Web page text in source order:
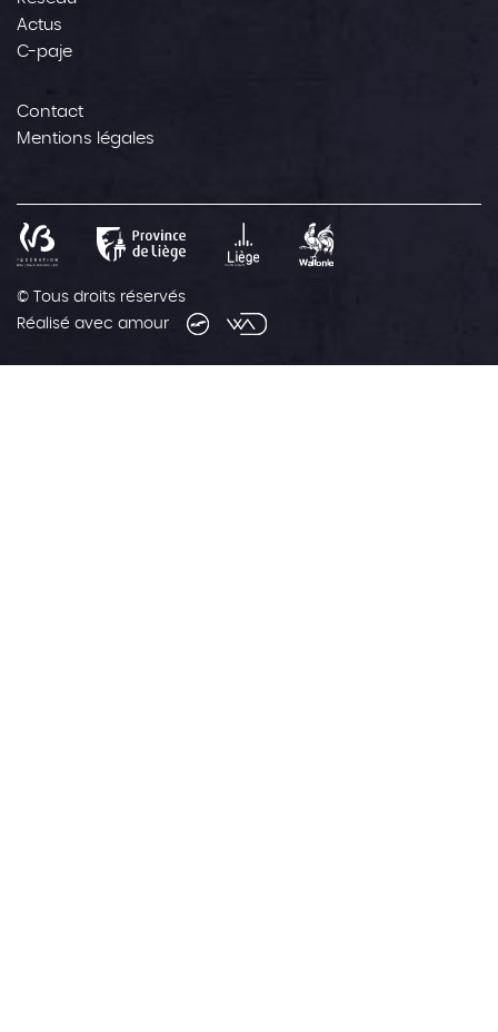
Actus
C-paje
Contact
Mentions légales
© Tous droits réservés
Réalisé avec amour